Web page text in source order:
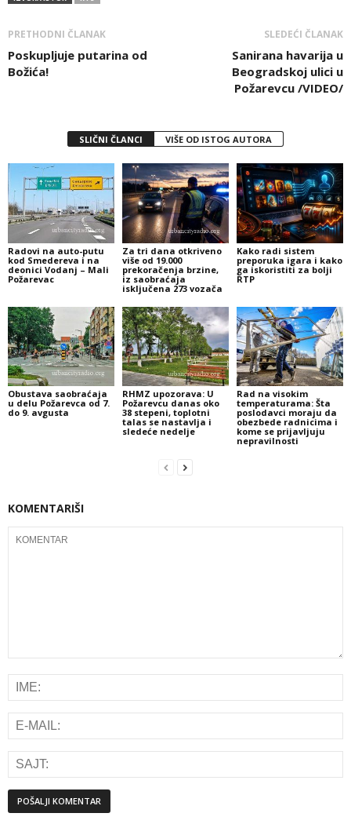
PRETHODNI ČLANAK
Poskupljuje putarina od
Božića!
SLEDEĆI ČLANAK
Sanirana havarija u
Beogradskoj ulici u
Požarevcu /VIDEO/
SLIČNI ČLANCI VIŠE OD ISTOG AUTORA
Radovi na auto-putu
kod Smedereva i na
deonici Vodanj – Mali
Požarevac
Za tri dana otkriveno
više od 19.000
prekoračenja brzine,
iz saobraćaja
isključena 273 vozača
Kako radi sistem
preporuka igara i kako
ga iskoristiti za bolji
RTP
Obustava saobraćaja
u delu Požarevca od 7.
do 9. avgusta
RHMZ upozorava: U
Požarevcu danas oko
38 stepeni, toplotni
talas se nastavlja i
sledeće nedelje
Rad na visokim
temperaturama: Šta
poslodavci moraju da
obezbede radnicima i
kome se prijavljuju
nepravilnosti
KOMENTARIŠI